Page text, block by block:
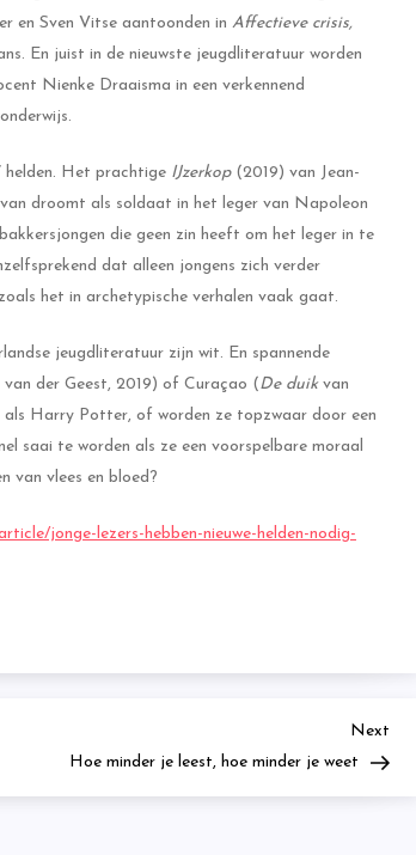
en Sven Vitse aantoonden in Affectieve crisis,
En juist in de nieuwste jeugdliteratuur worden
Nienke Draaisma in een verkennend
helden. Het prachtige IJzerkop(2019) van Jean-
droomt als soldaat in het leger van Napoleon
die geen zin heeft om het leger in te
dat alleen jongens zich verder
het in archetypische verhalen vaak gaat.
jeugdliteratuur zijn wit. En spannende
der Geest, 2019) of Curaçao (De duikvan
als Harry Potter, of worden ze topzwaar door een
saai te worden als ze een voorspelbare moraal
van vlees en bloed?
jonge-lezers-hebben-nieuwe-helden-nodig-
Post
Next
Hoe minder je leest, hoe minder je weet